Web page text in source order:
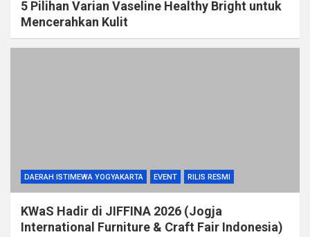
5 Pilihan Varian Vaseline Healthy Bright untuk
Mencerahkan Kulit
DAERAH ISTIMEWA YOGYAKARTA EVENT RILIS RESMI
KWaS Hadir di JIFFINA 2026 (Jogja
International Furniture & Craft Fair Indonesia)